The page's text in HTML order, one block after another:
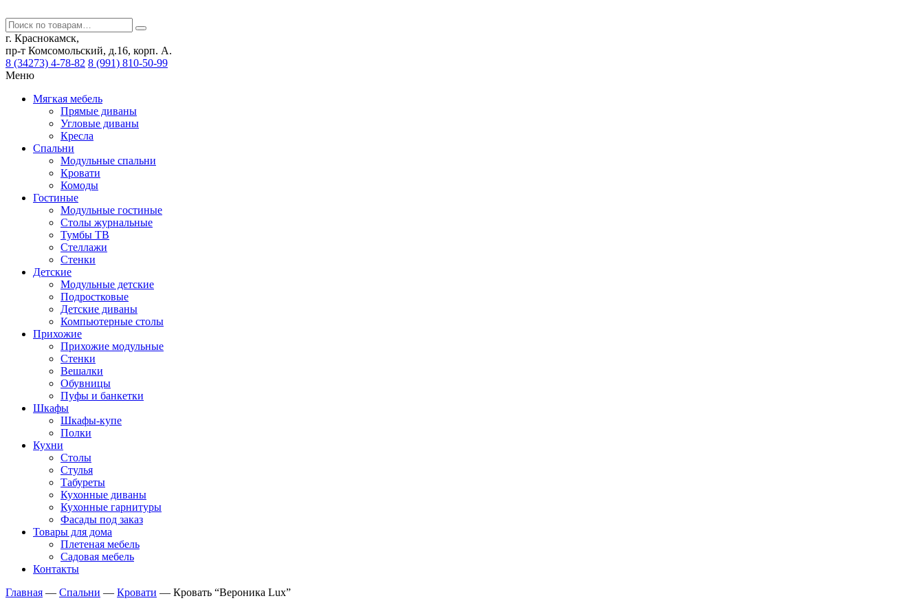
г. Краснокамск,
пр-т Комсомольский, д.16, корп. А.
8 (34273) 4-78-82 8 (991) 810-50-99
Меню
Мягкая мебель
Прямые диваны
Угловые диваны
Кресла
Спальни
Модульные спальни
Кровати
Комоды
Гостиные
Модульные гостиные
Столы журнальные
Тумбы ТВ
Стеллажи
Стенки
Детские
Модульные детские
Подростковые
Детские диваны
Компьютерные столы
Прихожие
Прихожие модульные
Стенки
Вешалки
Обувницы
Пуфы и банкетки
Шкафы
Шкафы-купе
Полки
Кухни
Столы
Стулья
Табуреты
Кухонные диваны
Кухонные гарнитуры
Фасады под заказ
Товары для дома
Плетеная мебель
Садовая мебель
Контакты
Главная — Спальни — Кровати — Кровать “Вероника Lux”